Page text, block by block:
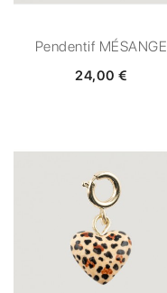
Pendentif MÉSANGE
24,00 €